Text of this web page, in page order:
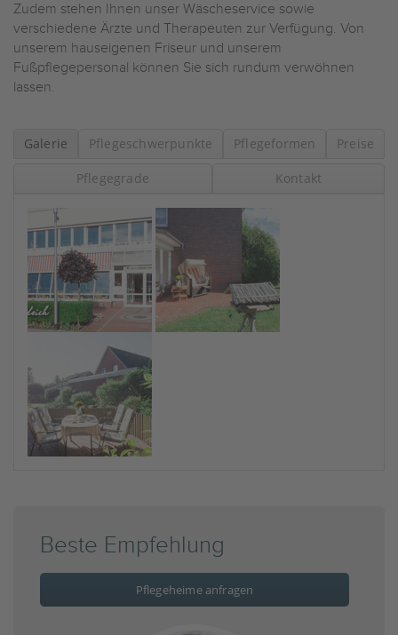
Zudem stehen Ihnen unser Wäscheservice sowie
verschiedene Ärzte und Therapeuten zur Verfügung. Von
unserem hauseigenen Friseur und unserem
Fußpflegepersonal können Sie sich rundum verwöhnen
lassen.
Galerie Pflegeschwerpunkte Pflegeformen Preise
Pflegegrade Kontakt
Beste Empfehlung
Pflegeheime anfragen